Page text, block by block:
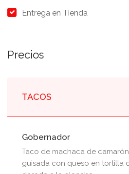
Entrega en Tienda
Precios
TACOS
Gobernador
Taco de machaca de camarón
guisada con queso en tortilla